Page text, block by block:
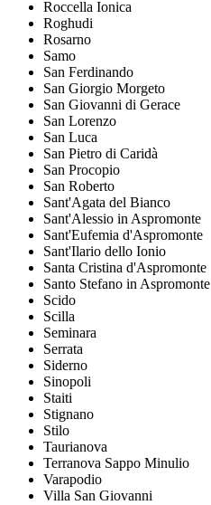
Roccella Ionica
Roghudi
Rosarno
Samo
San Ferdinando
San Giorgio Morgeto
San Giovanni di Gerace
San Lorenzo
San Luca
San Pietro di Caridà
San Procopio
San Roberto
Sant'Agata del Bianco
Sant'Alessio in Aspromonte
Sant'Eufemia d'Aspromonte
Sant'Ilario dello Ionio
Santa Cristina d'Aspromonte
Santo Stefano in Aspromonte
Scido
Scilla
Seminara
Serrata
Siderno
Sinopoli
Staiti
Stignano
Stilo
Taurianova
Terranova Sappo Minulio
Varapodio
Villa San Giovanni